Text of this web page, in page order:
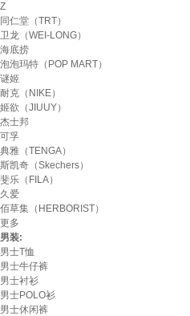
Z
同仁堂（TRT）
卫龙（WEI-LONG）
海底捞
泡泡玛特（POP MART）
谜姬
耐克（NIKE）
姬欲（JIUUY）
杰士邦
可孚
典雅（TENGA）
斯凯奇（Skechers）
斐乐（FILA）
久爱
佰草集（HERBORIST）
更多
男装:
男士T恤
男士牛仔裤
男士衬衫
男士POLO衫
男士休闲裤